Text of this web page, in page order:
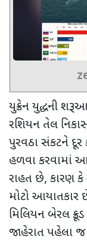
યુક્રેન યુદ્ધની
રશિયન તેલ
પુરવઠા સંકટને દૂર
હળવા કરવામાં
રાહત છે, કારણ કે
મોટો આયાતકાર
મિલિયન બેરલ
જાહેરાત પહેલા જ